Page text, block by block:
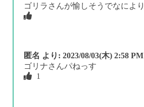
ゴリラさんが愉しそうでなにより
匿名 より: 2023/08/03(木) 2:58 PM
ゴリナさんパねっす
1